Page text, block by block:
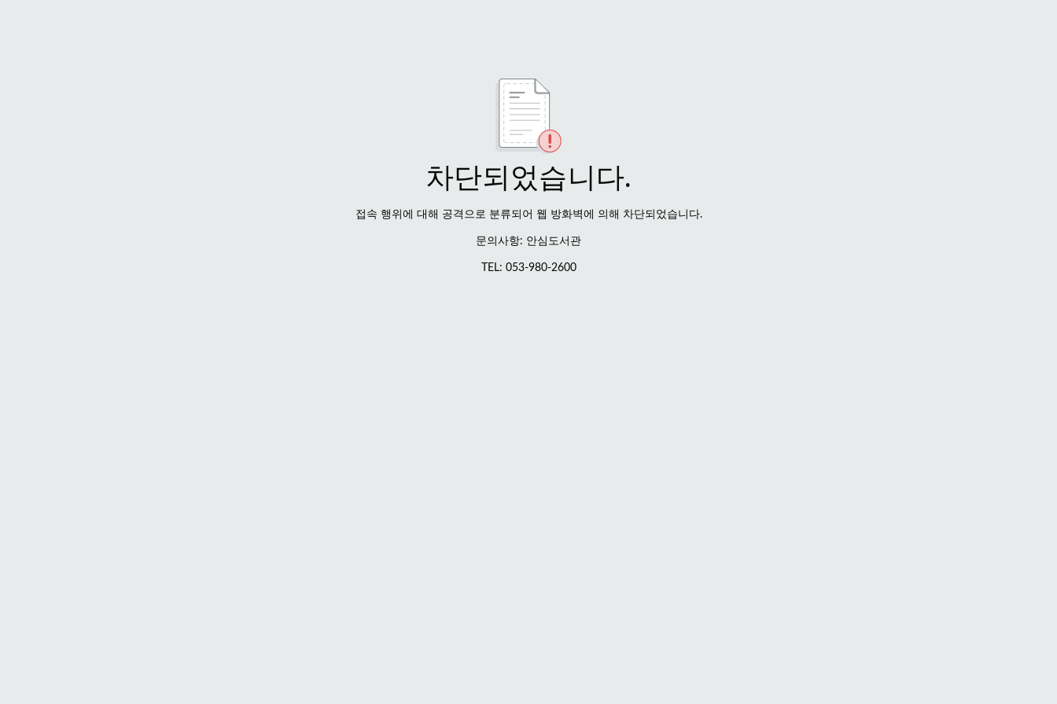
차단되었습니다.
접속 행위에 대해 공격으로 분류되어 웹 방화벽에 의해 차단되었습니다.
문의사항: 안심도서관
TEL: 053-980-2600